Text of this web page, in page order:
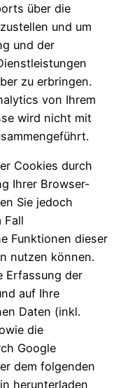
über die
und um
und der
zu erbringen.
von Ihrem
wird nicht mit
Cookies durch
Ihrer Browser-
Sie jedoch
Fall
Funktionen dieser
nutzen können.
Erfassung der
auf Ihre
Daten (inkl.
die
Google
dem folgenden
herunterladen